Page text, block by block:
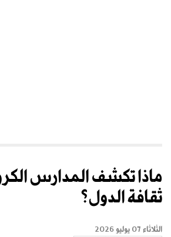
ماذا تكشف المدارس
ثقافة الدول؟
الثلاثاء 07 يوليو 2026